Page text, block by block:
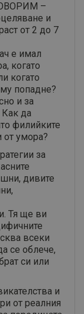
–
и
от 2 до 7
е имал
когато
когато
попадне?
и за
Как да
филийките
от умора?
за
дивите
Тя ще ви
всеки
се облече,
си или
и
от реалния